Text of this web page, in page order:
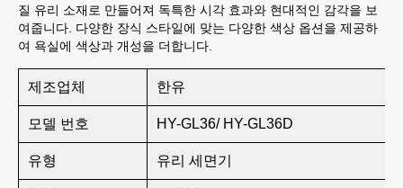
질 유리 소재로 만들어져 독특한 시각 효과와 현대적인 감각을 보
여줍니다. 다양한 장식 스타일에 맞는 다양한 색상 옵션을 제공하
여 욕실에 색상과 개성을 더합니다.
제조업체 한유
모델 번호 HY-GL36/ HY-GL36D
유형 유리 세면기